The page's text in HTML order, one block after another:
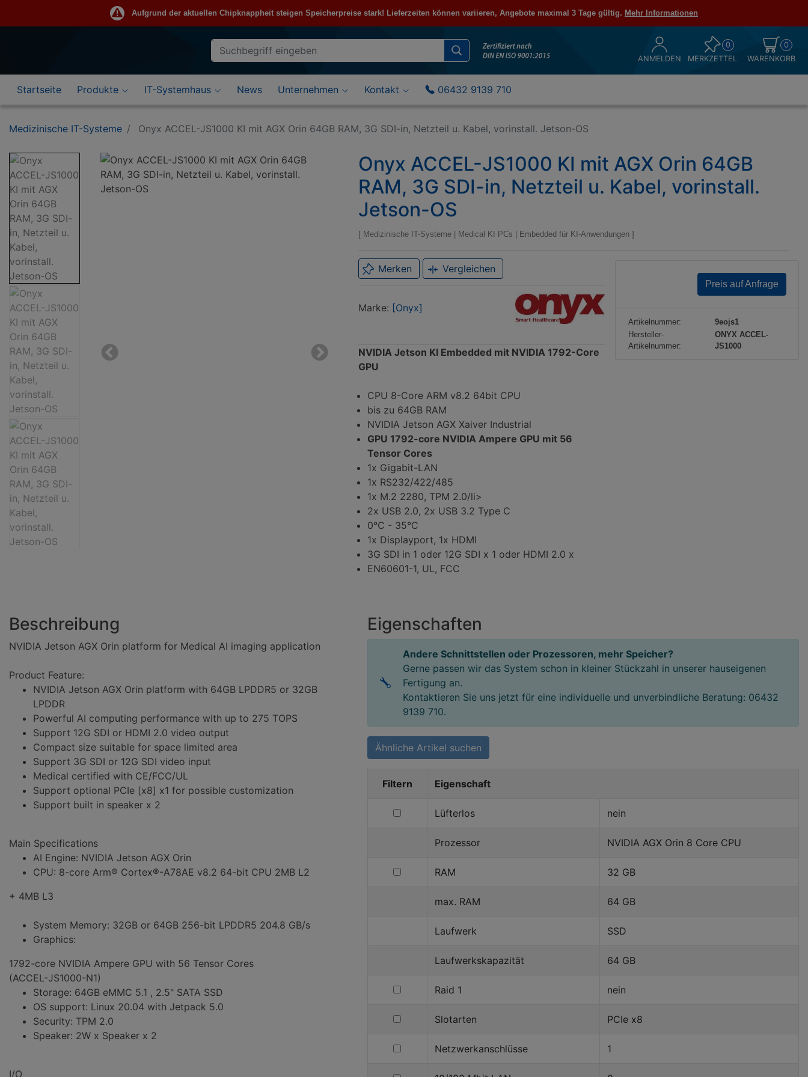
Aufgrund der aktuellen Chipknappheit steigen Speicherpreise stark! Lieferzeiten können variieren, Angebote maximal 3 Tage gültig. Mehr Informationen
Suche
Eingabefeld
ANMELDEN
0
MERKZETTEL
0
WARENKORB
Startseite Produkte IT-Systemhaus News Unternehmen Kontakt 06432 9139 710
Medizinische IT-Systeme Onyx ACCEL-JS1000 KI mit AGX Orin 64GB RAM, 3G SDI-in, Netzteil u. Kabel, vorinstall. Jetson-OS
Bildansicht
ACCEL-
in,
Netzteil
Kabel,
vorinstall.
OS
Previous Next
Onyx ACCEL-JS1000 KI mit AGX Orin 64GB
RAM, 3G SDI-in, Netzteil u. Kabel, vorinstall.
Jetson-OS
Medizinische IT-Systeme Medical KI PCs Embedded für KI-Anwendungen
Merken Vergleichen
Marke: [Onyx]
Marke
Onyx
NVIDIA Jetson KI Embedded mit NVIDIA 1792-Core
GPU
CPU 8-Core ARM v8.2 64bit CPU
bis zu 64GB RAM
NVIDIA Jetson AGX Xaiver Industrial
GPU 1792-core NVIDIA Ampere GPU mit 56
Tensor Cores
1x Gigabit-LAN
1x RS232/422/485
1x M.2 2280, TPM 2.0/li>
2x USB 2.0, 2x USB 3.2 Type C
0°C - 35°C
1x Displayport, 1x HDMI
3G SDI in 1 oder 12G SDI x 1 oder HDMI 2.0 x
EN60601-1, UL, FCC
Preis auf Anfrage
Artikelnummer:
9eojs1
Hersteller-
Artikelnummer:
ONYX ACCEL-
JS1000
Beschreibung
NVIDIA Jetson AGX Orin platform for Medical AI imaging application
Product Feature:
NVIDIA Jetson AGX Orin platform with 64GB LPDDR5 or 32GB
LPDDR
Powerful AI computing performance with up to 275 TOPS
Support 12G SDI or HDMI 2.0 video output
Compact size suitable for space limited area
Support 3G SDI or 12G SDI video input
Medical certified with CE/FCC/UL
Support optional PCIe [x8] x1 for possible customization
Support built in speaker x 2
Main Specifications
AI Engine: NVIDIA Jetson AGX Orin
CPU: 8-core Arm® Cortex®-A78AE v8.2 64-bit CPU 2MB L2
+ 4MB L3
System Memory: 32GB or 64GB 256-bit LPDDR5 204.8 GB/s
Graphics:
1792-core NVIDIA Ampere GPU with 56 Tensor Cores
(ACCEL-JS1000-N1)
Storage: 64GB eMMC 5.1 , 2.5" SATA SSD
OS support: Linux 20.04 with Jetpack 5.0
Security: TPM 2.0
Speaker: 2W x Speaker x 2
I/O
Eigenschaften
Andere Schnittstellen oder Prozessoren, mehr Speicher?
Gerne passen wir das System schon in kleiner Stückzahl in unserer hauseigenen
Fertigung an.
Kontaktieren Sie uns jetzt für eine individuelle und unverbindliche Beratung: 06432
9139 710.
Ähnliche Artikel suchen
Filtern Eigenschaft
filtern
Lüfterlos nein
Prozessor NVIDIA AGX Orin 8 Core CPU
filtern
RAM 32 GB
max. RAM 64 GB
Laufwerk SSD
Laufwerkskapazität 64 GB
filtern
Raid
Raid 1 nein
filtern
Slotarten
Slotarten PCIe x8
filtern
Netzwerkanschlüsse 1